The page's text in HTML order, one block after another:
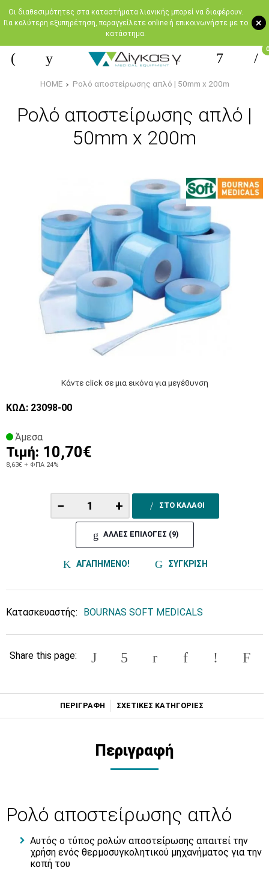
+
Oι διαθεσιμότητες στα καταστήματα λιανικής μπορεί να διαφέρουν.
Για καλύτερη εξυπηρέτηση, παραγγείλετε online ή επικοινωνήστε με το
κατάστημα.
0
HOME Ρολό αποστείρωσης απλό | 50mm x 200m
Ρολό αποστείρωσης απλό |
50mm x 200m
Κάντε click σε μια εικόνα για μεγέθυνση
ΚΩΔ: 23098-00
Άμεσα
Τιμή: 10,70€
8,63€ + ΦΠΑ 24%
− + ΣΤΟ ΚΑΛΑΘΙ
ΑΛΛΕΣ ΕΠΙΛΟΓΕΣ (9)
ΑΓΑΠΗΜΕΝΟ! ΣΥΓΚΡΙΣΗ
Κατασκευαστής: BOURNAS SOFT MEDICALS
Share this page:
ΠΕΡΙΓΡΑΦΗ ΣΧΕΤΙΚΕΣ ΚΑΤΗΓΟΡΙΕΣ
Περιγραφή
Ρολό αποστείρωσης απλό
Αυτός ο τύπος ρολών αποστείρωσης απαιτεί την
χρήση ενός θερμοσυγκολητικού μηχανήματος για την
κοπή του